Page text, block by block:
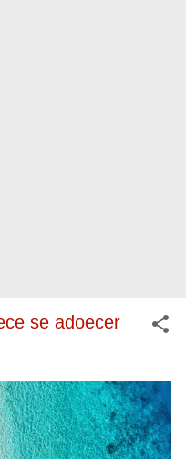
se adoecer